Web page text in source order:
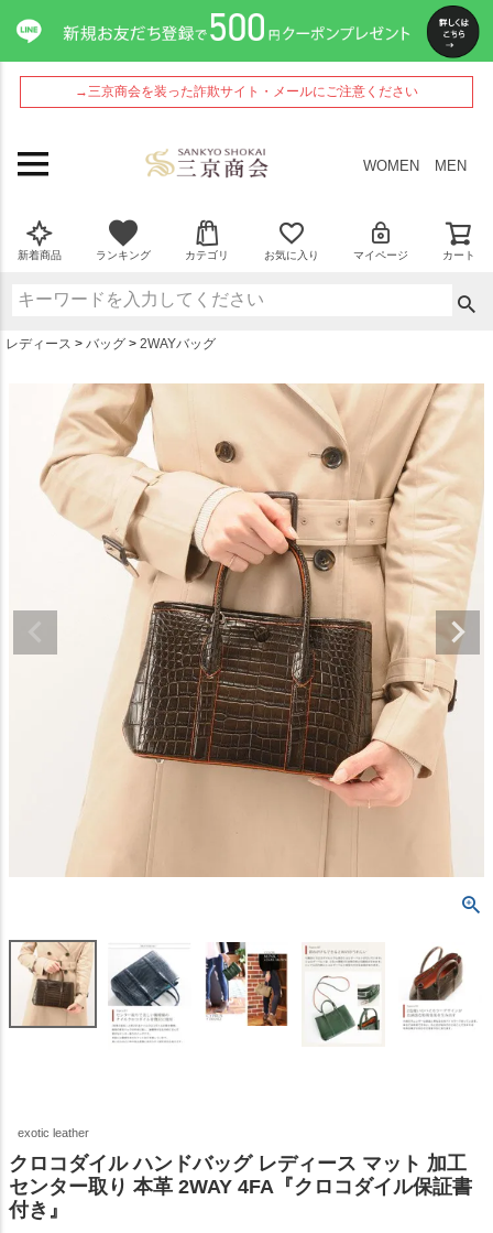
→三京商会を装った詐欺サイト・メールにご注意ください
WOMEN MEN
新着商品 ランキング カテゴリ お気に入り マイページ カート
レディース バッグ 2WAYバッグ
exotic leather
クロコダイル ハンドバッグ レディース マット 加工
センター取り 本革 2WAY 4FA『クロコダイル保証書
付き』
ペー
ジト
ップ
へ